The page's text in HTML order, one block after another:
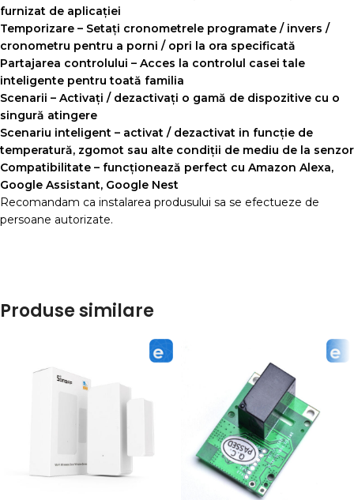
furnizat de aplicației
Temporizare – Setați cronometrele programate / invers /
cronometru pentru a porni / opri la ora specificată
Partajarea controlului – Acces la controlul casei tale
inteligente pentru toată familia
Scenarii – Activați / dezactivați o gamă de dispozitive cu o
singură atingere
Scenariu inteligent – activat / dezactivat in funcție de
temperatură, zgomot sau alte condiții de mediu de la senzor
Compatibilitate – funcționează perfect cu Amazon Alexa,
Google Assistant, Google Nest
Recomandam ca instalarea produsului sa se efectueze de
persoane autorizate.
Produse similare